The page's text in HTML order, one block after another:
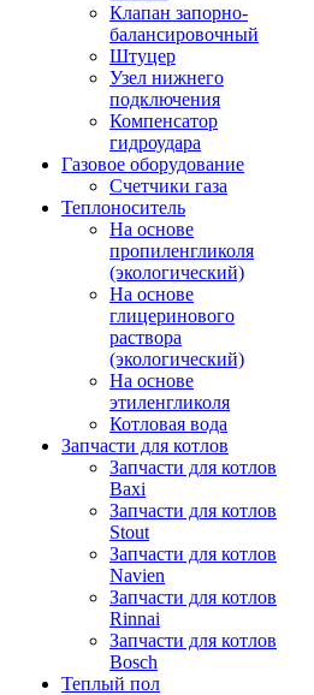
Клапан запорно-
балансировочный
Штуцер
Узел нижнего
подключения
Компенсатор
гидроудара
Газовое оборудование
Счетчики газа
Теплоноситель
На основе
пропиленгликоля
(экологический)
На основе
глицеринового
раствора
(экологический)
На основе
этиленгликоля
Котловая вода
Запчасти для котлов
Запчасти для котлов
Baxi
Запчасти для котлов
Stout
Запчасти для котлов
Navien
Запчасти для котлов
Rinnai
Запчасти для котлов
Bosch
Теплый пол